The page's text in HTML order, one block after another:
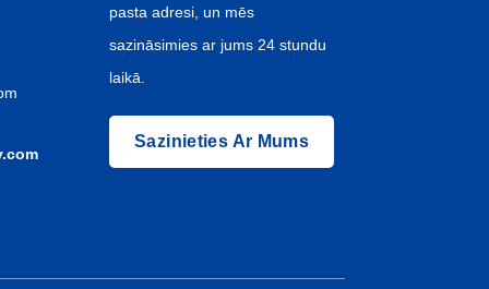
pasta adresi, un mēs
sazināsimies ar jums 24 stundu
laikā.
Sazinieties Ar Mums